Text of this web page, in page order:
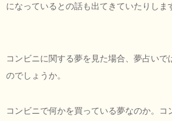
になっているとの話も出てきていたりしま
コンビニに関する夢を見た場合、夢占いで
のでしょうか。
コンビニで何かを買っている夢なのか。コ